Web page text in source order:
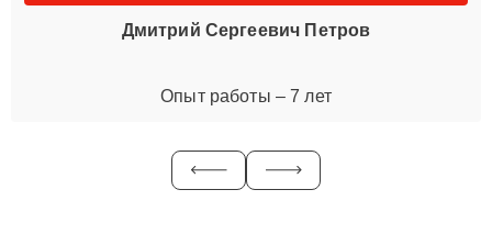
Дмитрий Сергеевич Петров
Опыт работы – 7 лет